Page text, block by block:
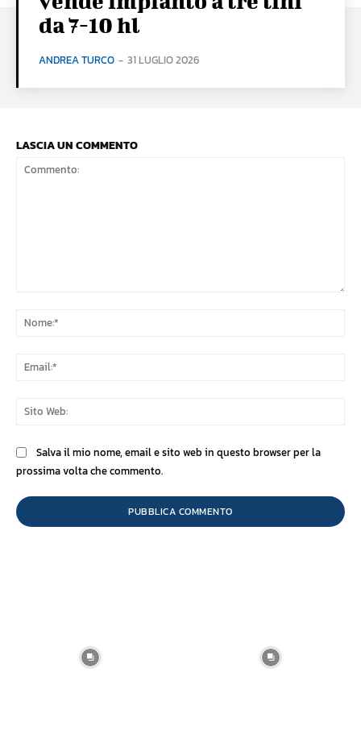
da 7-10 hl
ANDREA TURCO - 31 LUGLIO 2026
LASCIA UN COMMENTO
Salva il mio nome, email e sito web in questo browser per la
prossima volta che commento.